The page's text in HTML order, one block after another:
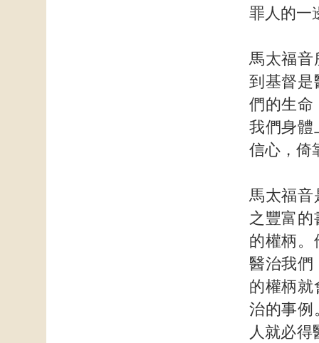
罪人的一
馬太福音
到基督是
們的生命
我們身體
信心，倚
馬太福音
之豐富
的權柄。
醫治我們
的權柄就
治的事例
人就必得